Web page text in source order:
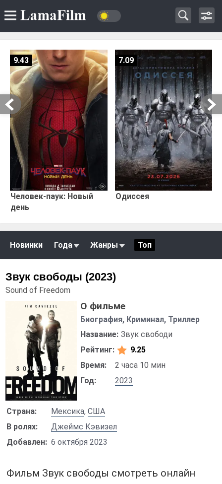
Человек-паук: Новый
день
9.43
Одиссея
7.09
Новинки Года Жанры Топ
Звук свободы (2023)
Sound of Freedom
О фильме
Биография, Криминал, Триллер
Название: Звук свободи
Рейтинг:
9.25
Время:
2 часа 10 мин
Год:
2023
Страна: Мексика,США
В ролях:
Джеймс Кэвизел
Добавлен: 6 октября 2023
Фильм Звук свободы смотреть онлайн